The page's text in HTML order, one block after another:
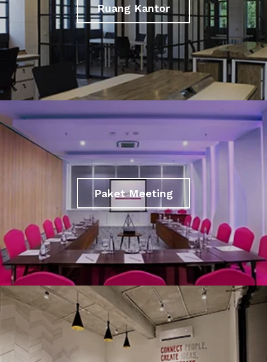
Ruang Kantor
Paket Meeting